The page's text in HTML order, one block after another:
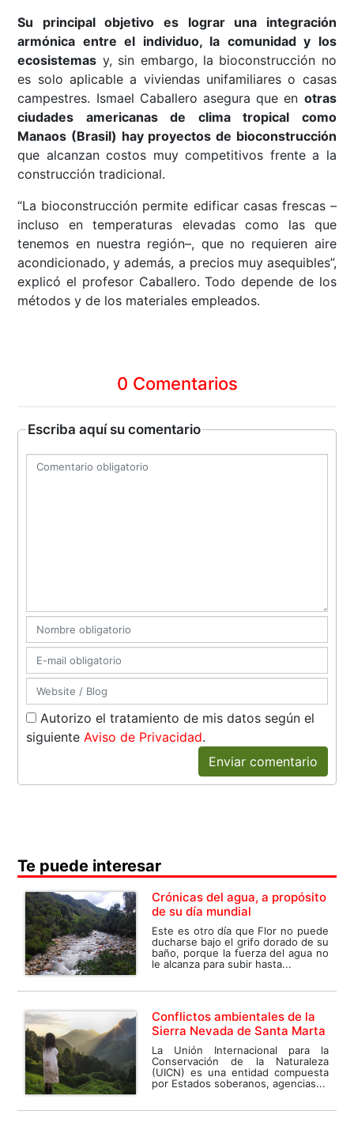
Su principal objetivo es lograr una integración
armónica entre el individuo, la comunidad y los
ecosistemas y, sin embargo, la bioconstrucción no
es solo aplicable a viviendas unifamiliares o casas
campestres. Ismael Caballero asegura que en otras
ciudades americanas de clima tropical como
Manaos (Brasil) hay proyectos de bioconstrucción
que alcanzan costos muy competitivos frente a la
construcción tradicional.
“La bioconstrucción permite edificar casas frescas –
incluso en temperaturas elevadas como las que
tenemos en nuestra región–, que no requieren aire
acondicionado, y además, a precios muy asequibles”,
explicó el profesor Caballero. Todo depende de los
métodos y de los materiales empleados.
0 Comentarios
Escriba aquí su comentario
Autorizo el tratamiento de mis datos según el
siguienteAviso de Privacidad.
Enviar comentario
Te puede interesar
Crónicas del agua, a propósito
de su día mundial
Este es otro día que Flor no puede
ducharse bajo el grifo dorado de su
baño, porque la fuerza del agua no
le alcanza para subir hasta...
Conflictos ambientales de la
Sierra Nevada de Santa Marta
La Unión Internacional para la
Conservación de la Naturaleza
(UICN) es una entidad compuesta
por Estados soberanos, agencias...